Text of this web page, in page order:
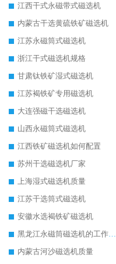
江西干式永磁带式磁选机
内蒙古干选黄硫铁矿磁选机
江苏永磁筒式磁选机
浙江干式磁选机规格
甘肃钛铁矿湿式磁选机
江苏褐铁矿专用磁选机
大连强磁干选磁选机
山西永磁筒式磁选机
江西铁矿磁选机如何配置
苏州干选磁选机厂家
上海湿式磁选机质量
江苏干选筒式磁选机
安徽水选褐铁矿磁选机
黑龙江永磁筒磁选机的工作原理
内蒙古河沙磁选机质量